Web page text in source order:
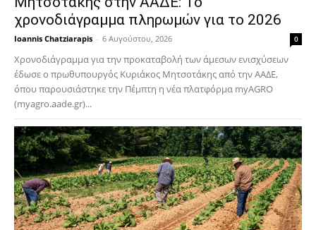
χρονοδιάγραμμα πληρωμών για το 2026
Ioannis Chatziarapis - 6 Αυγούστου, 2026 0
Χρονοδιάγραμμα για την προκαταβολή των άμεσων ενισχύσεων
έδωσε ο πρωθυπουργός Κυριάκος Μητσοτάκης από την ΑΑΔΕ,
όπου παρουσιάστηκε την Πέμπτη η νέα πλατφόρμα myAGRO
(myagro.aade.gr)...